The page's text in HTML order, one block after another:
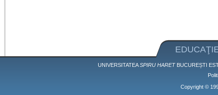
UNIVERSITATEASPIRU HARETBUCUREȘTI
Copyright ©